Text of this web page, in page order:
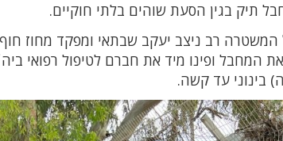
תיק בגין הסעת שוהים בלתי חוקיים.
רב ניצב יעקב שבתאי ומפקד מחוז
המחבל ופינו מיד את חברם לטיפול רפואי
בינוני עד קשה.